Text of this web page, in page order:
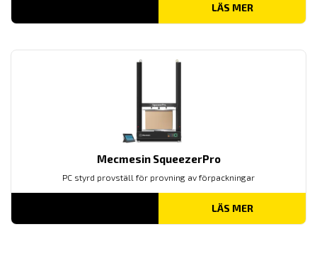
LÄS MER
Mecmesin SqueezerPro
PC styrd provställ för provning av förpackningar
LÄS MER